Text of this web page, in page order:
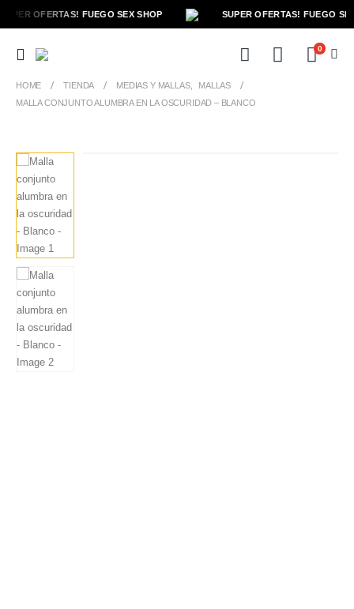
OFERTAS! FUEGO SEX SHOP SUPER OFERTAS! FUEGO
0
HOME TIENDA MEDIAS Y MALLAS,
MALLAS
MALLA CONJUNTO ALUMBRA EN LA OSCURIDAD – BLANCO